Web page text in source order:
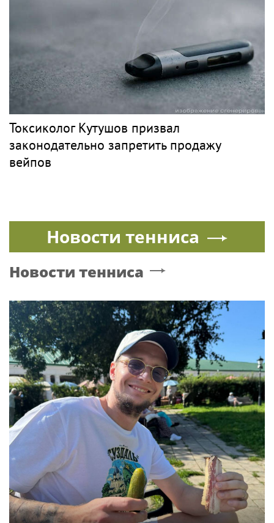
Токсиколог Кутушов призвал
законодательно запретить продажу
вейпов
Новости тенниса
Новости тенниса